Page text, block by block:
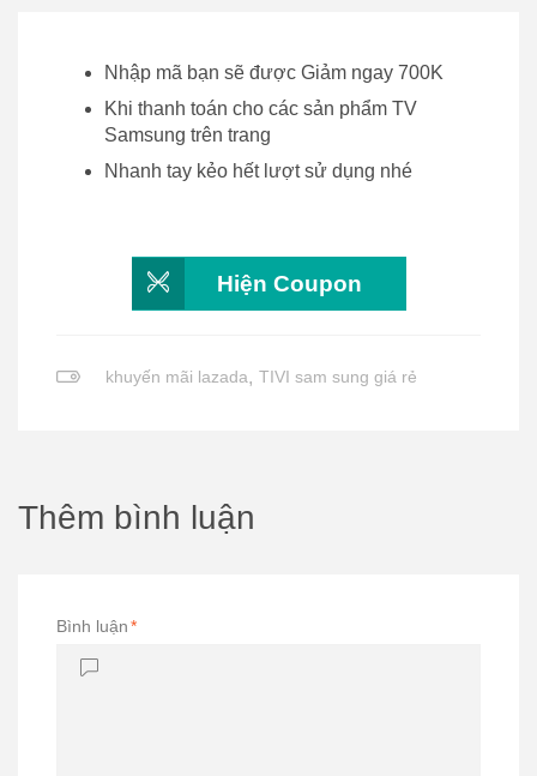
Nhập mã bạn sẽ được Giảm ngay 700K
Khi thanh toán cho các sản phẩm TV
Samsung trên trang
Nhanh tay kẻo hết lượt sử dụng nhé
Hiện Coupon
khuyến mãi lazada, TIVI sam sung giá rẻ
Thêm bình luận
Bình luận*